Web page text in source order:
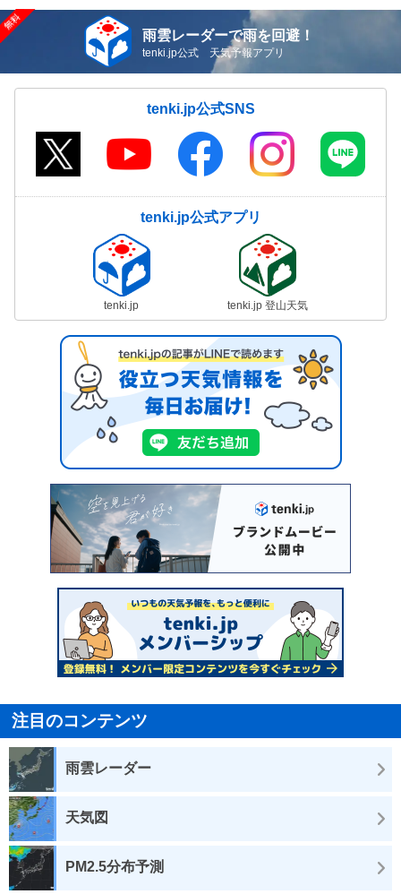
雨雲レーダーで雨を回避！
tenki.jp公式 天気予報アプリ
tenki.jp公式SNS
tenki.jp公式アプリ
tenki.jp tenki.jp 登山天気
注目のコンテンツ
雨雲レーダー
天気図
PM2.5分布予測